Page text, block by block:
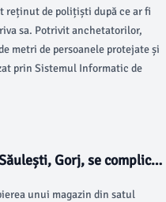
reținut de polițiști după ce ar fi
sa. Potrivit anchetatorilor,
metri de persoanele protejate și
prin Sistemul Informatic de
Gorj, se complică!
unui magazin din satul